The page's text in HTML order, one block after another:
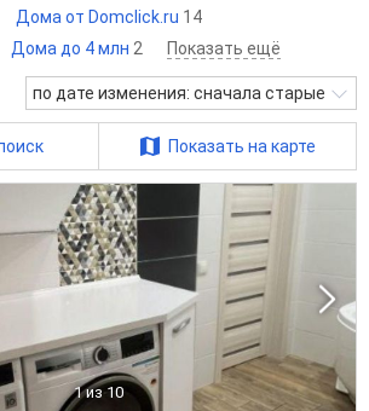
Дома от Domclick.ru 14
Дома до 4 млн 2 Показать ещё
по дате изменения: сначала старые
Показать на карте
1 из 10